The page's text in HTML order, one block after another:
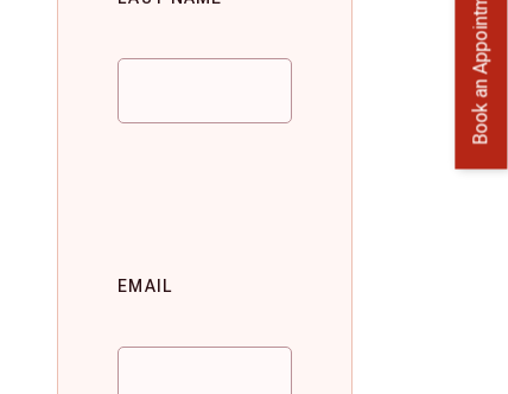
EMAIL
Book an Appointment